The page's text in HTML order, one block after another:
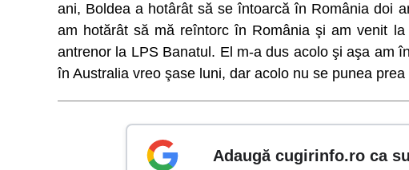
ani, Boldea a hotârât să se întoarcă în România doi
am hotărât să mă reîntorc în România şi am venit
antrenor la LPS Banatul. El m-a dus acolo şi aşa am
în Australia vreo şase luni, dar acolo nu se punea
Adaugă cugirinfo.ro ca